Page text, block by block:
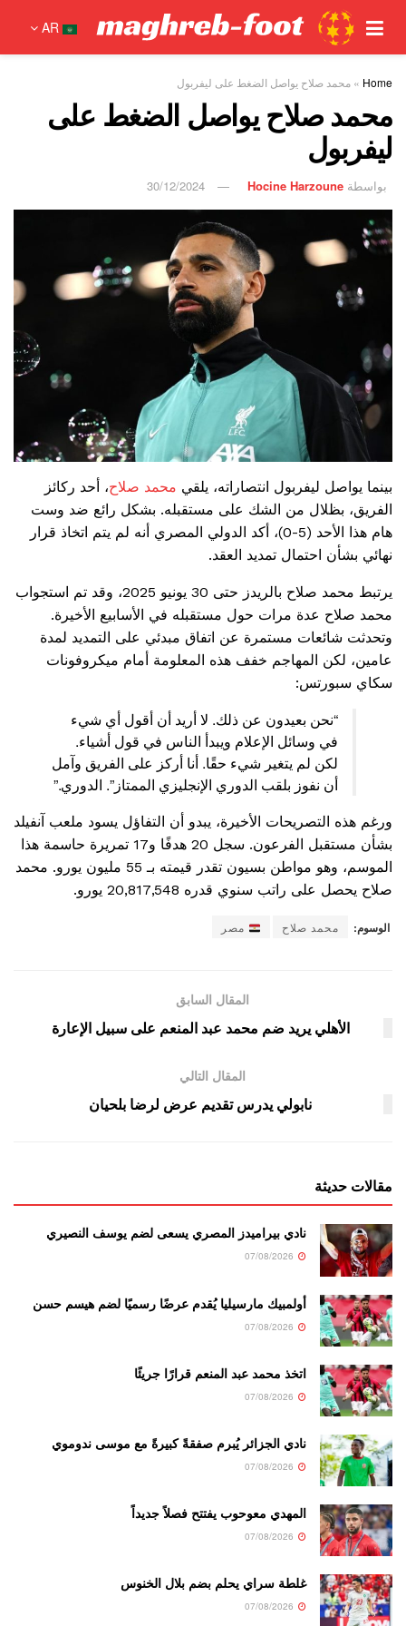
AR
Home
» محمد صلاح يواصل الضغط على ليفربول
محمد صلاح يواصل الضغط على
ليفربول
بواسطة Hocine Harzoune
30/12/2024
بينما يواصل ليفربول انتصاراته، يلقي محمد صلاح، أحد ركائز
الفريق، بظلال من الشك على مستقبله. بشكل رائع ضد وست
هام هذا الأحد (5-0)، أكد الدولي المصري أنه لم يتم اتخاذ قرار
نهائي بشأن احتمال تمديد العقد.
يرتبط محمد صلاح بالريدز حتى 30 يونيو 2025، وقد تم استجواب
محمد صلاح عدة مرات حول مستقبله في الأسابيع الأخيرة.
وتحدثت شائعات مستمرة عن اتفاق مبدئي على التمديد لمدة
عامين، لكن المهاجم خفف هذه المعلومة أمام ميكروفونات
سكاي سبورتس:
“نحن بعيدون عن ذلك. لا أريد أن أقول أي شيء
في وسائل الإعلام ويبدأ الناس في قول أشياء.
لكن لم يتغير شيء حقًا. أنا أركز على الفريق وآمل
أن نفوز بلقب الدوري الإنجليزي الممتاز”. الدوري.”
ورغم هذه التصريحات الأخيرة، يبدو أن التفاؤل يسود ملعب آنفيلد
بشأن مستقبل الفرعون. سجل 20 هدفًا و17 تمريرة حاسمة هذا
الموسم، وهو مواطن بسيون تقدر قيمته بـ 55 مليون يورو. محمد
صلاح يحصل على راتب سنوي قدره 20,817,548 يورو.
الوسوم: محمد صلاح مصر
المقال السابق
الأهلي يريد ضم محمد عبد المنعم على سبيل الإعارة
المقال التالي
نابولي يدرس تقديم عرض لرضا بلحيان
مقالات حديثة
نادي بيراميدز المصري يسعى لضم يوسف النصيري
أولمبيك مارسيليا يُقدم عرضًا رسميًا لضم هيسم حسن
اتخذ محمد عبد المنعم قرارًا جريئًا
نادي الجزائر يُبرم صفقةً كبيرةً مع موسى ندوموي
المهدي معوحوب يفتتح فصلاً جديداً
غلطة سراي يحلم بضم بلال الخنوس